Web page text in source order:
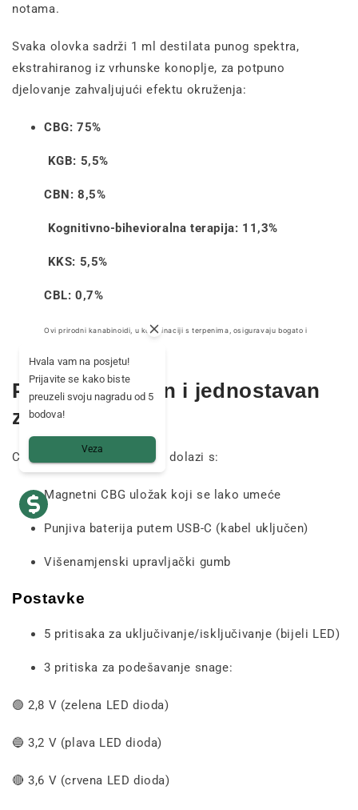
notama.
Svaka olovka sadrži 1 ml destilata punog spektra,
ekstrahiranog iz vrhunske konoplje, za potpuno
djelovanje zahvaljujući efektu okruženja:
CBG: 75%
KGB: 5,5%
CBN: 8,5%
Kognitivno-bihevioralna terapija: 11,3%
KKS: 5,5%
CBL: 0,7%
Ovi prirodni kanabinoidi, u kombinaciji s terpenima, osiguravaju bogato i
Praktičan dizajn i jednostavan
za korištenje
CBG Vape olovka Amnesia dolazi s:
Magnetni CBG uložak koji se lako umeće
Punjiva baterija putem USB-C (kabel uključen)
Višenamjenski upravljački gumb
Postavke
5 pritisaka za uključivanje/isključivanje (bijeli LED)
3 pritiska za podešavanje snage:
🟢 2,8 V (zelena LED dioda)
🔵 3,2 V (plava LED dioda)
🔴 3,6 V (crvena LED dioda)
Hvala vam na posjetu!
Prijavite se kako biste
preuzeli svoju nagradu od 5
bodova!
Veza